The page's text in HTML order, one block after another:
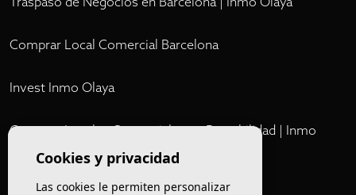
Comprar Local Comercial Barcelona
Invest Inmo Olaya
Comprar Locales Comerciales en Rentabilidad | Inmo
OlayaCookies y privacidad
Las cookies le permiten personalizar